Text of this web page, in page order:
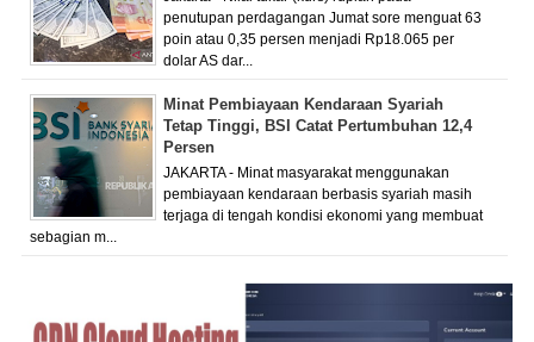
penutupan perdagangan Jumat sore menguat 63
poin atau 0,35 persen menjadi Rp18.065 per
dolar AS dar...
Minat Pembiayaan Kendaraan Syariah
Tetap Tinggi, BSI Catat Pertumbuhan 12,4
Persen
JAKARTA - Minat masyarakat menggunakan
pembiayaan kendaraan berbasis syariah masih
terjaga di tengah kondisi ekonomi yang membuat
sebagian m...